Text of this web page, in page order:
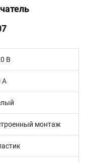
В
А
монтаж